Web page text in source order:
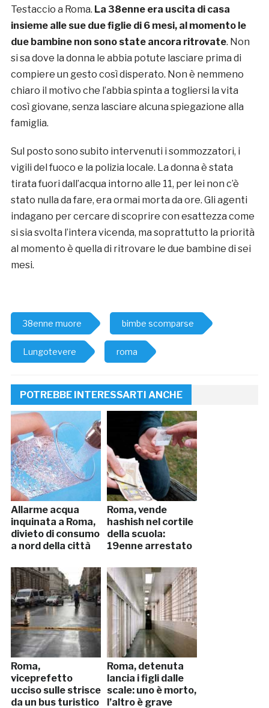
Testaccio a Roma. La 38enne era uscita di casa
insieme alle sue due figlie di 6 mesi, al momento le
due bambine non sono state ancora ritrovate. Non
si sa dove la donna le abbia potute lasciare prima di
compiere un gesto così disperato. Non è nemmeno
chiaro il motivo che l’abbia spinta a togliersi la vita
così giovane, senza lasciare alcuna spiegazione alla
famiglia.
Sul posto sono subito intervenuti i sommozzatori, i
vigili del fuoco e la polizia locale. La donna è stata
tirata fuori dall’acqua intorno alle 11, per lei non c’è
stato nulla da fare, era ormai morta da ore. Gli agenti
indagano per cercare di scoprire con esattezza come
si sia svolta l’intera vicenda, ma soprattutto la priorità
al momento è quella di ritrovare le due bambine di sei
mesi.
38enne muore bimbe scomparse
Lungotevere roma
POTREBBE INTERESSARTI ANCHE
Allarme acqua
inquinata a Roma,
divieto di consumo
a nord della città
Roma, vende
hashish nel cortile
della scuola:
19enne arrestato
Roma,
viceprefetto
ucciso sulle strisce
da un bus turistico
Roma, detenuta
lancia i figli dalle
scale: uno è morto,
l’altro è grave